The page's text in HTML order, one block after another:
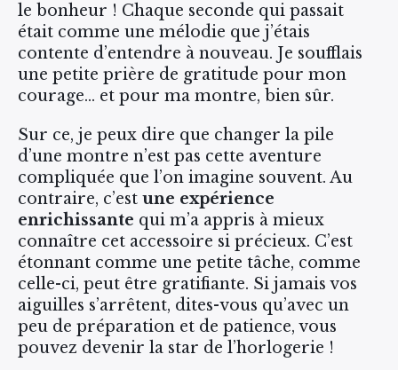
le bonheur ! Chaque seconde qui passait
était comme une mélodie que j’étais
contente d’entendre à nouveau. Je soufflais
une petite prière de gratitude pour mon
courage… et pour ma montre, bien sûr.
Sur ce, je peux dire que changer la pile
d’une montre n’est pas cette aventure
compliquée que l’on imagine souvent. Au
contraire, c’est une expérience
enrichissante qui m’a appris à mieux
connaître cet accessoire si précieux. C’est
étonnant comme une petite tâche, comme
celle-ci, peut être gratifiante. Si jamais vos
aiguilles s’arrêtent, dites-vous qu’avec un
peu de préparation et de patience, vous
pouvez devenir la star de l’horlogerie !